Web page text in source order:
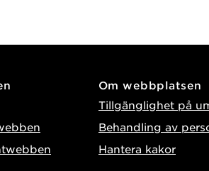
Om webbplatsen
Tillgänglighet på
Behandling av
Hantera kakor